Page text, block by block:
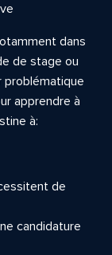
dans
de stage ou
problématique
apprendre à
à:
de
candidature